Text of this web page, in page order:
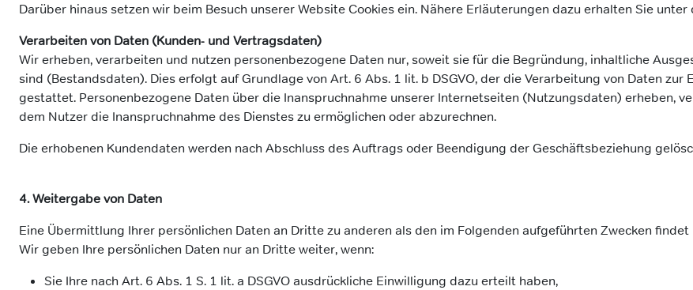
Darüber hinaus setzen wir beim Besuch unserer Website Cookies ein. Nähere Erläuterungen dazu erhalten Sie
Verarbeiten von Daten (Kunden- und Vertragsdaten)
Wir erheben, verarbeiten und nutzen personenbezogene Daten nur, soweit sie für die Begründung, inhaltliche
sind (Bestandsdaten). Dies erfolgt auf Grundlage von Art. 6 Abs. 1 lit. b DSGVO, der die Verarbeitung von Daten
gestattet. Personenbezogene Daten über die Inanspruchnahme unserer Internetseiten (Nutzungsdaten) erheben,
dem Nutzer die Inanspruchnahme des Dienstes zu ermöglichen oder abzurechnen.
Die erhobenen Kundendaten werden nach Abschluss des Auftrags oder Beendigung der Geschäftsbeziehung
4. Weitergabe von Daten
Eine Übermittlung Ihrer persönlichen Daten an Dritte zu anderen als den im Folgenden aufgeführten Zwecken
Wir geben Ihre persönlichen Daten nur an Dritte weiter, wenn:
Sie Ihre nach Art. 6 Abs. 1 S. 1 lit. a DSGVO ausdrückliche Einwilligung dazu erteilt haben,